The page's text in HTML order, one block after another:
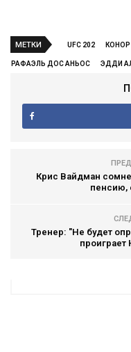
МЕТКИ UFC 202
РАФАЭЛЬ ДОС АНЬОС ЭДДИ
Крис Вайдман
пенсию,
Тренер: "Не будет
проиграет